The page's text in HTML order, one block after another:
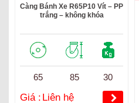
Càng Bánh Xe R65P10 Vít – PP
trắng – không khóa
65 85 30
Giá : Liên hệ